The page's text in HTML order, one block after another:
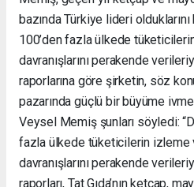
bazında Türkiye lideri
100’den fazla ülkede
davranışlarını perakende
raporlarına göre şirketin, söz
pazarında güçlü bir büyüme
Veysel Memiş şunları söyledi:
fazla ülkede tüketicilerin izleme
davranışlarını perakende
raporları, Tat Gıda’nın ketçap,